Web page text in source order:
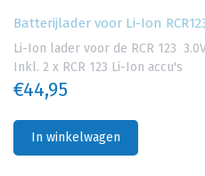
Batterijlader voor Li-Ion RCR123
Li-Ion lader voor de RCR 123
Inkl. 2 x RCR 123 Li-Ion accu's
€44,95
In winkelwagen